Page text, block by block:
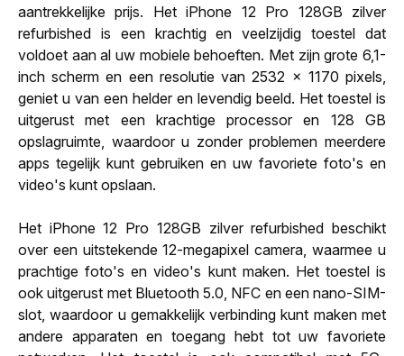
aantrekkelijke prijs. Het iPhone 12 Pro 128GB zilver
refurbished is een krachtig en veelzijdig toestel dat
voldoet aan al uw mobiele behoeften. Met zijn grote 6,1-
inch scherm en een resolutie van 2532 x 1170 pixels,
geniet u van een helder en levendig beeld. Het toestel is
uitgerust met een krachtige processor en 128 GB
opslagruimte, waardoor u zonder problemen meerdere
apps tegelijk kunt gebruiken en uw favoriete foto's en
video's kunt opslaan.
Het iPhone 12 Pro 128GB zilver refurbished beschikt
over een uitstekende 12-megapixel camera, waarmee u
prachtige foto's en video's kunt maken. Het toestel is
ook uitgerust met Bluetooth 5.0, NFC en een nano-SIM-
slot, waardoor u gemakkelijk verbinding kunt maken met
andere apparaten en toegang hebt tot uw favoriete